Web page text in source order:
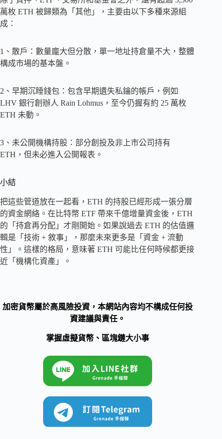
萬枚 ETH 被歸類為「其他」，主要由以下多種來源組
成：
1、散戶：數量龐大但分散，單一地址持倉量不大，整體
構成市場的基本盤。
2、早期沉睡錢包：包含早期遺失私鑰的帳戶，例如
LHV 銀行創辦人 Rain Lohmus，至今仍握有約 25 萬枚
ETH 未動。
3、未公開機構持股：部分創投及非上市公司持有
ETH，但未必進入公開報表。
小結
把這些管道放在一起看，ETH 的持股已經形成一張分層
的資金網絡。在比特幣 ETF 帶來千億增量資金後，ETH
的「持倉再分配」才剛開始。如果說過去 ETH 的估值邏
輯是「技術 + 敘事」，那麼未來更多是「資金 + 流動
性」。這樣的格局，意味著 ETH 可能比任何時候都更接
近「機構化資產」。
加密貨幣屬於高風險投資，本網站內容均不構成任何投
資建議與責任。
掌握虛擬貨幣、區塊鏈大小事